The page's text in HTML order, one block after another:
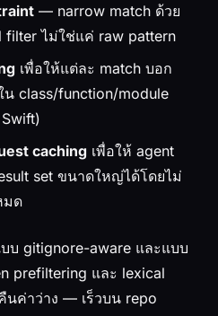
— narrow match ด้วย
filter ไม่ใช่แค่ raw pattern
เพื่อให้แต่ละ match บอก
class/function/module
caching เพื่อให้ agent
set ขนาดใหญ่ได้โดยไม่
มด
บ gitignore-aware และแบบ
prefiltering และ lexical
นค่าว่าง — เร็วบน repo